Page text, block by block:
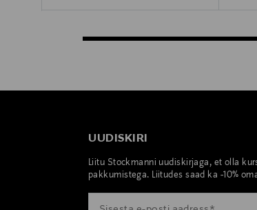
UUDISKIRI
Liitu Stockmanni uudiskirjaga, et olla
pakkumistega. Liitudes saad ka -10%